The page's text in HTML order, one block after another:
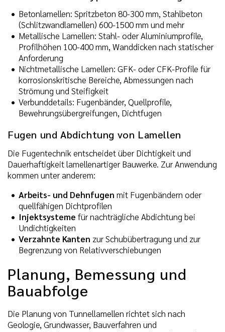
Betonlamellen: Spritzbeton 80-300 mm, Stahlbeton
(Schlitzwandlamellen) 600-1500 mm und mehr
Metallische Lamellen: Stahl- oder Aluminiumprofile,
Profilhöhen 100-400 mm, Wanddicken nach statischer
Anforderung
Nichtmetallische Lamellen: GFK- oder CFK-Profile für
korrosionskritische Bereiche, Abmessungen nach
Strömung und Steifigkeit
Verbunddetails: Fugenbänder, Quellprofile,
Bewehrungsübergreifungen, Dichtfugen
Fugen und Abdichtung von Lamellen
Die Fugentechnik entscheidet über Dichtigkeit und
Dauerhaftigkeit lamellenartiger Bauwerke. Zur Anwendung
kommen unter anderem:
Arbeits- und Dehnfugen mit Fugenbändern oder
quellfähigen Dichtprofilen
Injektsysteme für nachträgliche Abdichtung bei
Undichtigkeiten
Verzahnte Kanten zur Schubübertragung und zur
Begrenzung von Relativverschiebungen
Planung, Bemessung und
Bauabfolge
Die Planung von Tunnellamellen richtet sich nach
Geologie, Grundwasser, Bauverfahren und